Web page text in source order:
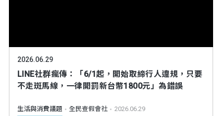
2026.06.29
LINE社群瘋傳：「6/1起，開始取締行人違規，只要
不走斑馬線，一律開罰新台幣1800元」為錯誤
生活與消費議題 全民查假會社 2026.06.29